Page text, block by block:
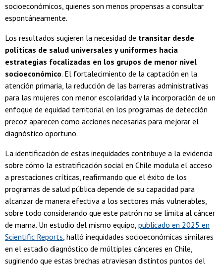
socioeconómicos, quienes son menos propensas a consultar
espontáneamente.
Los resultados sugieren la necesidad de transitar desde
políticas de salud universales y uniformes hacia
estrategias focalizadas en los grupos de menor nivel
socioeconómico. El fortalecimiento de la captación en la
atención primaria, la reducción de las barreras administrativas
para las mujeres con menor escolaridad y la incorporación de un
enfoque de equidad territorial en los programas de detección
precoz aparecen como acciones necesarias para mejorar el
diagnóstico oportuno.
La identificación de estas inequidades contribuye a la evidencia
sobre cómo la estratificación social en Chile modula el acceso
a prestaciones críticas, reafirmando que el éxito de los
programas de salud pública depende de su capacidad para
alcanzar de manera efectiva a los sectores más vulnerables,
sobre todo considerando que este patrón no se limita al cáncer
de mama. Un estudio del mismo equipo, publicado en 2025 en
Scientific Reports, halló inequidades socioeconómicas similares
en el estadio diagnóstico de múltiples cánceres en Chile,
sugiriendo que estas brechas atraviesan distintos puntos del